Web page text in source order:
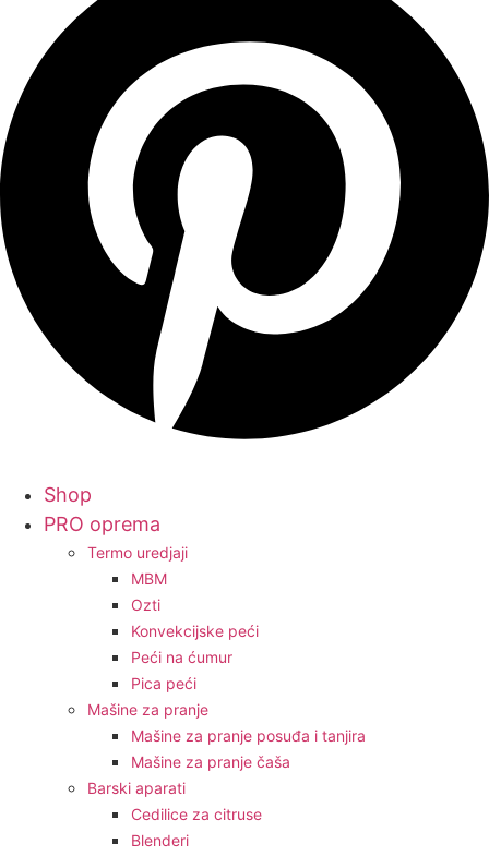
Shop
PRO oprema
Termo uredjaji
MBM
Ozti
Konvekcijske peći
Peći na ćumur
Pica peći
Mašine za pranje
Mašine za pranje posuđa i tanjira
Mašine za pranje čaša
Barski aparati
Cedilice za citruse
Blenderi